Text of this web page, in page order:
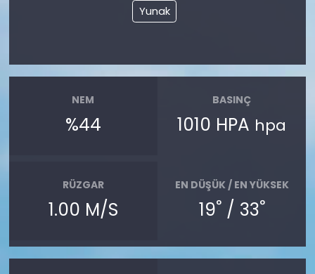
Yunak
NEM
%44
BASINÇ
1010 HPA hpa
RÜZGAR
1.00 M/S
EN DÜŞÜK / EN YÜKSEK
19°/ 33°